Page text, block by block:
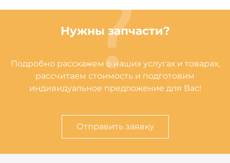
Нужны запчасти?
Подробно расскажем о наших услугах и товарах,
рассчитаем стоимость и подготовим
индивидуальное предложение для Вас!
Отправить заявку